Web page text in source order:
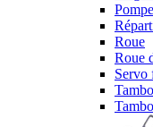
Roue
Roue
Servo